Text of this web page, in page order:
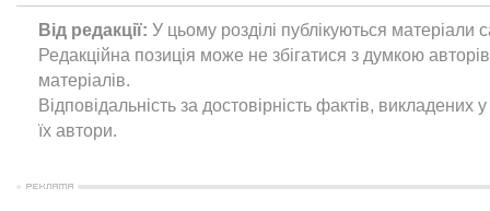
Від редакції: У цьому розділі публікуються матеріали
Редакційна позиція може не збігатися з думкою
матеріалів.
Відповідальність за достовірність фактів, викладених
їх автори.